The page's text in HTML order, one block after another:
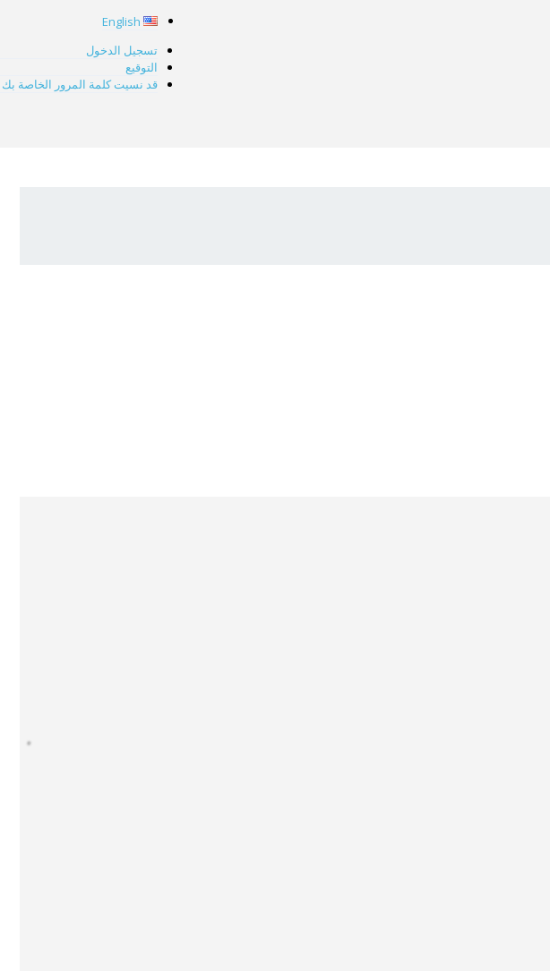
تسجيل الدخول
التوقيع
قد نسيت كلمة المرور الخاصة